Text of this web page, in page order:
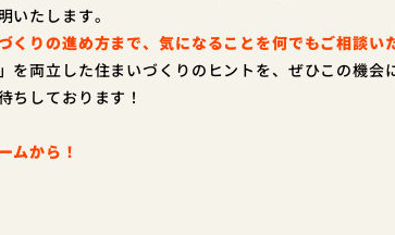
いたします。
くりの進め方まで、気になることを何でもご相談い
を両立した住まいづくりのヒントを、ぜひこの機会
ちしております！
ムから！